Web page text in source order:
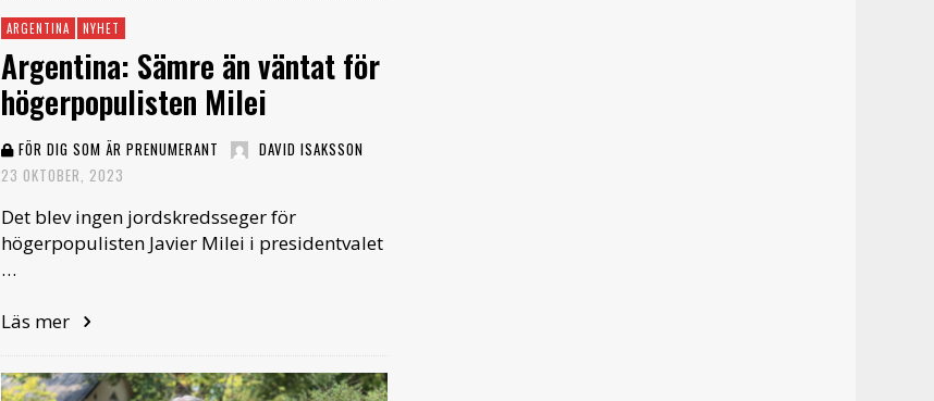
ARGENTINA NYHET
Argentina: Sämre än väntat för
högerpopulisten Milei
FÖR DIG SOM ÄR PRENUMERANT
DAVID ISAKSSON
23 OKTOBER, 2023
Det blev ingen jordskredsseger för
högerpopulisten Javier Milei i presidentvalet
…
Läs mer